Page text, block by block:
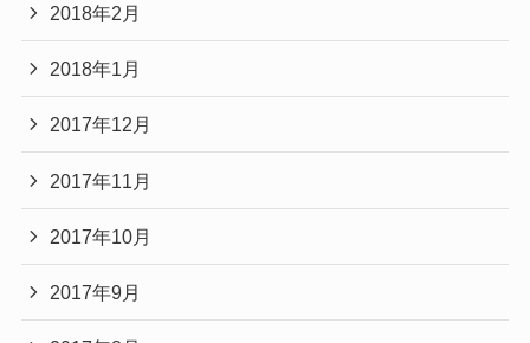
2018年2月
2018年1月
2017年12月
2017年11月
2017年10月
2017年9月